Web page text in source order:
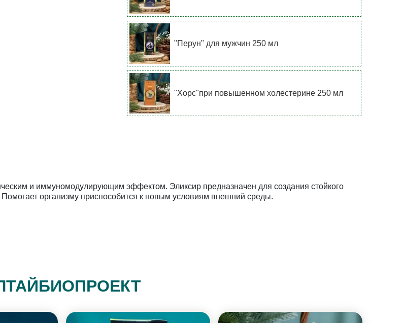
"Перун" для мужчин 250 мл
"Хорс"при повышенном холестерине 250 мл
и иммуномодулирующим эффектом. Эликсир предназначен для создания стойкого
организму приспособится к новым условиям внешний среды.